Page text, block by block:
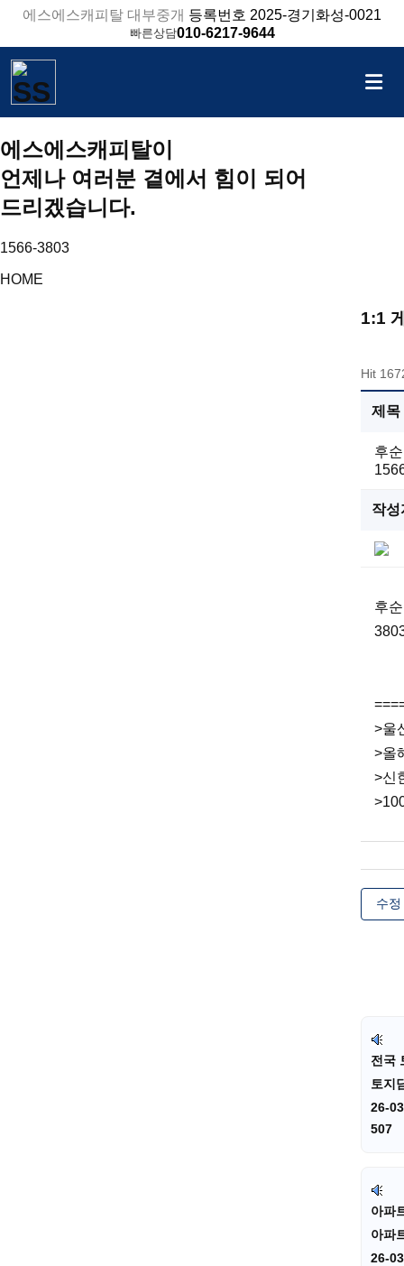
에스에스캐피탈 대부중개 등록번호 2025-경기화성-0021
빠른상담010-6217-9644
에스에스캐피탈이
언제나 여러분 곁에서 힘이 되어
드리겠습니다.
1566-3803
HOME
1:1
Hit
제목
후
작성
후
>울
>올
>신
수정
전국
토지
26-
507
아파
아파
26-